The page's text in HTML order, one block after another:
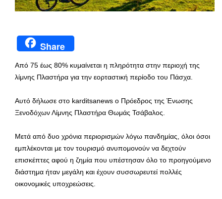
Share
Από 75 έως 80% κυμαίνεται η πληρότητα στην περιοχή της
λίμνης Πλαστήρα για την εορταστική περίοδο του Πάσχα.
Αυτό δήλωσε στο karditsanews ο Πρόεδρος της Ένωσης
Ξενοδόχων Λίμνης Πλαστήρα Θωμάς Τσάβαλος.
Μετά από δυο χρόνια περιορισμών λόγω πανδημίας, όλοι όσοι
εμπλέκονται με τον τουρισμό ανυπομονούν να δεχτούν
επισκέπτες αφού η ζημία που υπέστησαν όλο το προηγούμενο
διάστημα ήταν μεγάλη και έχουν συσσωρευτεί πολλές
οικονομικές υποχρεώσεις.